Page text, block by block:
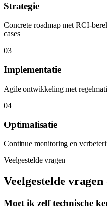
Strategie
Concrete roadmap met ROI-
cases.
03
Implementatie
Agile ontwikkeling met
04
Optimalisatie
Continue monitoring en
Veelgestelde vragen
Veelgestelde
Moet ik zelf technische